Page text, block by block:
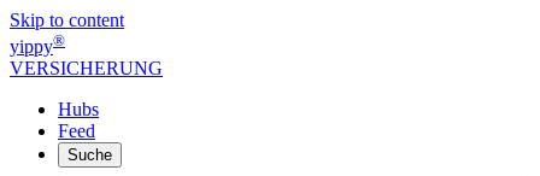
Skip to content
yippy®
VERSICHERUNG
Hubs
Feed
Suche